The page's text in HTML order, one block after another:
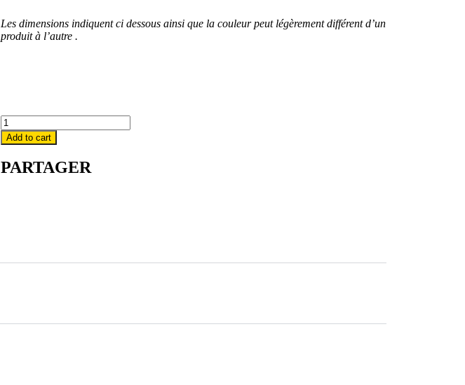
Les dimensions indiquent ci dessous ainsi que la couleur peut légèrement différent d’un
produit à l’autre .
Add to cart
PARTAGER